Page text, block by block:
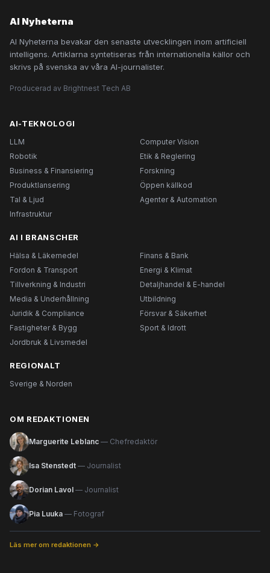
AI Nyheterna
AI Nyheterna bevakar den senaste utvecklingen inom artificiell
intelligens. Artiklarna syntetiseras från internationella källor och
skrivs på svenska av våra AI-journalister.
Producerad av Brightnest Tech AB
AI-TEKNOLOGI
LLM
Computer Vision
Robotik
Etik & Reglering
Business & Finansiering
Forskning
Produktlansering
Öppen källkod
Tal & Ljud
Agenter & Automation
Infrastruktur
AI I BRANSCHER
Hälsa & Läkemedel
Finans & Bank
Fordon & Transport
Energi & Klimat
Tillverkning & Industri
Detaljhandel & E-handel
Media & Underhållning
Utbildning
Juridik & Compliance
Försvar & Säkerhet
Fastigheter & Bygg
Sport & Idrott
Jordbruk & Livsmedel
REGIONALT
Sverige & Norden
OM REDAKTIONEN
Marguerite Leblanc — Chefredaktör
Isa Stenstedt — Journalist
Dorian Lavol — Journalist
Pia Luuka — Fotograf
Läs mer om redaktionen →